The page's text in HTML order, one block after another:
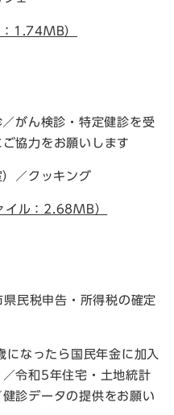
1.74MB）
がん検診・特定健診を受
協力をお願いします
／クッキング
ル：2.68MB）
民税申告・所得税の確定
になったら国民年金に加入
令和5年住宅・土地統計
診データの提供をお願い